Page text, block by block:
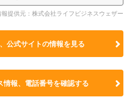
報提供元：株式会社ライフビジネスウェザー
公式サイトの情報を見る
情報、電話番号を確認する